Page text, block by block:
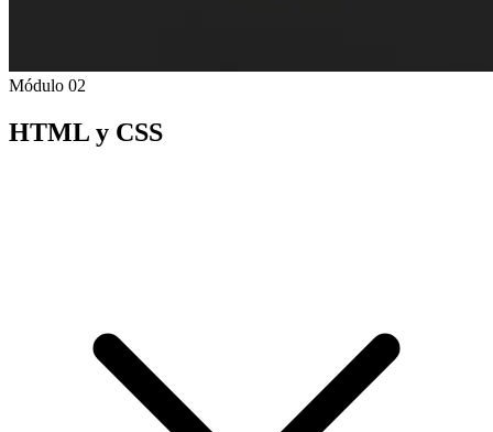
Módulo 02
HTML y CSS